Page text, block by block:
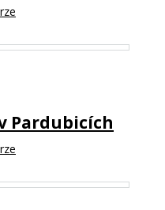
Pardubicích